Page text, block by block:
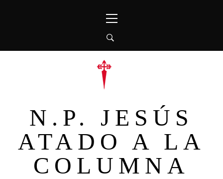
principal
N.P. JESÚS
ATADO A LA
COLUMNA